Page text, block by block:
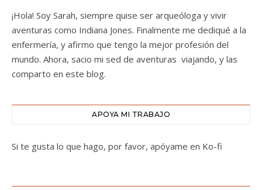
¡Hola! Soy Sarah, siempre quise ser arqueóloga y vivir
aventuras como Indiana Jones. Finalmente me dediqué a la
enfermería, y afirmo que tengo la mejor profesión del
mundo. Ahora, sacio mi sed de aventuras viajando, y las
comparto en este blog.
APOYA MI TRABAJO
Si te gusta lo que hago, por favor, apóyame en Ko-fi